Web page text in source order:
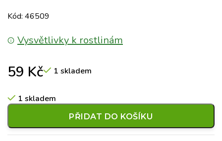
Kód: 46509
Vysvětlivky k rostlinám
59 Kč 1 skladem
1 skladem
PŘIDAT DO KOŠÍKU